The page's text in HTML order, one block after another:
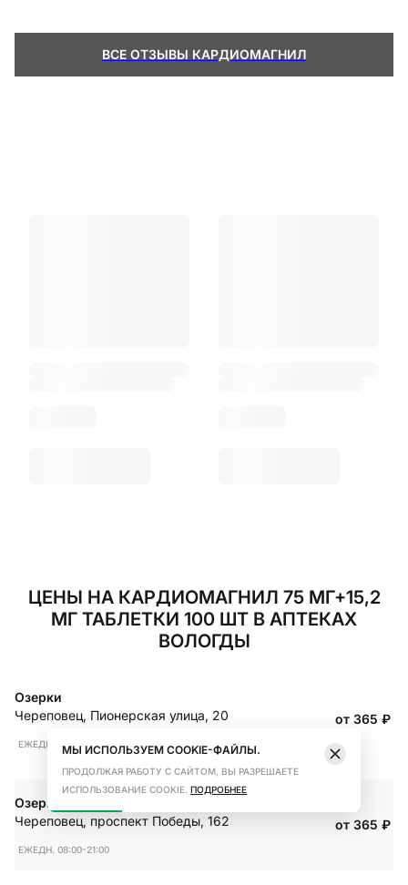
ВСЕ ОТЗЫВЫ КАРДИОМАГНИЛ
ЦЕНЫ НА КАРДИОМАГНИЛ 75 МГ+15,2
МГ ТАБЛЕТКИ 100 ШТ В АПТЕКАХ
ВОЛОГДЫ
Озерки
Череповец, Пионерская улица, 20
ЕЖЕДН. 08:00-21:00
от 365 ₽
Озерки
Череповец, проспект Победы, 162
ЕЖЕДН. 08:00-21:00
от 365 ₽
МЫ ИСПОЛЬЗУЕМ COOKIE-ФАЙЛЫ.
ПРОДОЛЖАЯ РАБОТУ С САЙТОМ, ВЫ РАЗРЕШАЕТЕ
ИСПОЛЬЗОВАНИЕ COOKIE. ПОДРОБНЕЕ